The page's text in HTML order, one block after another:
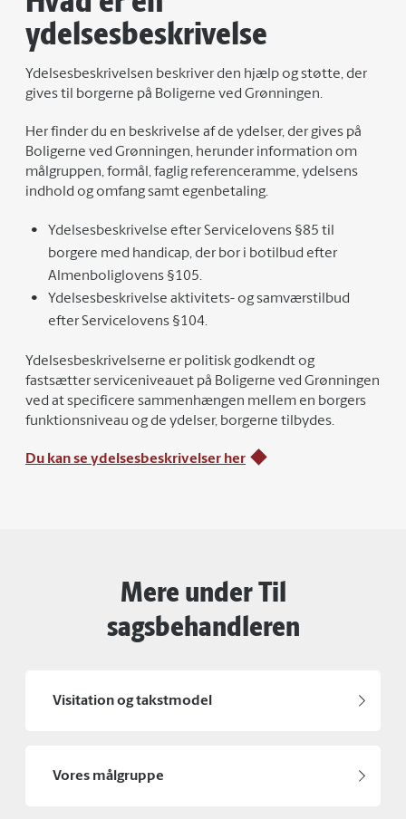
ydelsesbeskrivelse
Ydelsesbeskrivelsen beskriver den hjælp og støtte, der
gives til borgerne på Boligerne ved Grønningen.
Her finder du en beskrivelse af de ydelser, der gives på
Boligerne ved Grønningen, herunder information om
målgruppen, formål, faglig referenceramme, ydelsens
indhold og omfang samt egenbetaling.
Ydelsesbeskrivelse efter Servicelovens §85 til
borgere med handicap, der bor i botilbud efter
Almenboliglovens §105.
Ydelsesbeskrivelse aktivitets- og samværstilbud
efter Servicelovens §104.
Ydelsesbeskrivelserne er politisk godkendt og
fastsætter serviceniveauet på Boligerne ved Grønningen
ved at specificere sammenhængen mellem en borgers
funktionsniveau og de ydelser, borgerne tilbydes.
Du kan se ydelsesbeskrivelser her
Mere under Til
sagsbehandleren
Visitation og takstmodel
Vores målgruppe